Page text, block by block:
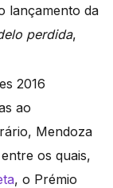
lançamento da
perdida,
ao
Mendoza
os quais,
, o Prémio